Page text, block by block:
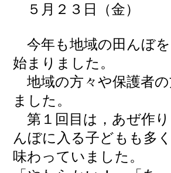
５月２３日（金）
今年も地域の田んぼ
始まりました。
地域の方々や保護者
ました。
第１回目は，あぜ作
んぼに入る子どもも多
味わっていました。